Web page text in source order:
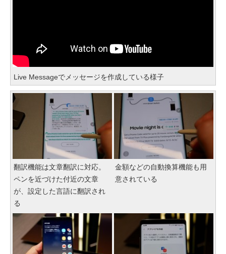
Live Messageでメッセージを作成している様子
翻訳機能は文章翻訳に対応。
ペンを近づけた付近の文章
が、設定した言語に翻訳され
る
金額などの自動換算機能も用
意されている